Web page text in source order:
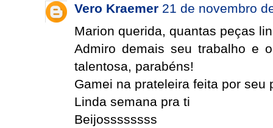
Vero Kraemer 21 de novembro
Marion querida, quantas peças
Admiro demais seu trabalho e
talentosa, parabéns!
Gamei na prateleira feita por seu
Linda semana pra ti
Beijossssssss